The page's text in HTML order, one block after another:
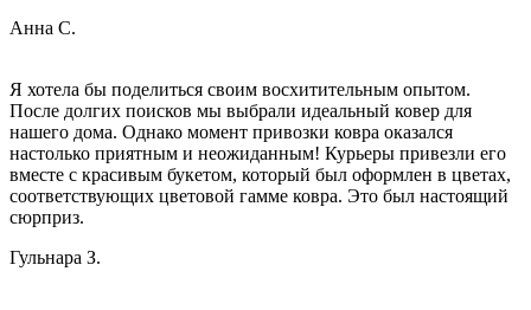
Анна С.
Я хотела бы поделиться своим восхитительным опытом.
После долгих поисков мы выбрали идеальный ковер для
нашего дома. Однако момент привозки ковра оказался
настолько приятным и неожиданным! Курьеры привезли его
вместе с красивым букетом, который был оформлен в цветах,
соответствующих цветовой гамме ковра. Это был настоящий
сюрприз.
Гульнара З.